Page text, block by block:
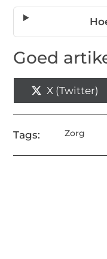
Goed
X (Twitter)
Tags: Zorg